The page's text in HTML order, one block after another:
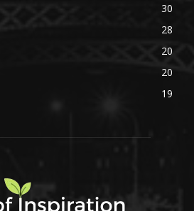
30
28
20
20
19